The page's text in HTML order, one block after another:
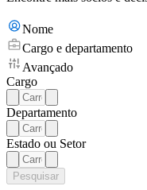
Nome
Cargo e departamento
Avançado
Cargo
Departamento
Estado ou Setor
Pesquisar